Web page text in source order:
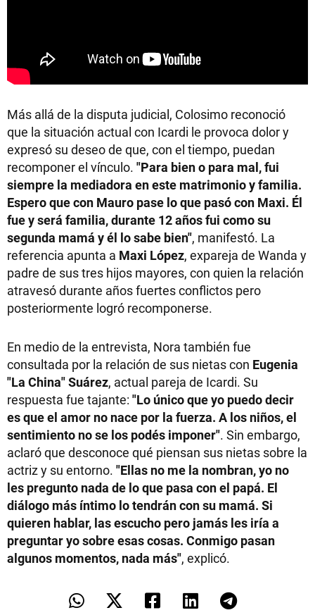
Más allá de la disputa judicial, Colosimo reconoció
que la situación actual con Icardi le provoca dolor y
expresó su deseo de que, con el tiempo, puedan
recomponer el vínculo. "Para bien o para mal, fui
siempre la mediadora en este matrimonio y familia.
Espero que con Mauro pase lo que pasó con Maxi. Él
fue y será familia, durante 12 años fui como su
segunda mamá y él lo sabe bien", manifestó. La
referencia apunta a Maxi López, expareja de Wanda y
padre de sus tres hijos mayores, con quien la relación
atravesó durante años fuertes conflictos pero
posteriormente logró recomponerse.
En medio de la entrevista, Nora también fue
consultada por la relación de sus nietas con Eugenia
"La China" Suárez, actual pareja de Icardi. Su
respuesta fue tajante: "Lo único que yo puedo decir
es que el amor no nace por la fuerza. A los niños, el
sentimiento no se los podés imponer". Sin embargo,
aclaró que desconoce qué piensan sus nietas sobre la
actriz y su entorno. "Ellas no me la nombran, yo no
les pregunto nada de lo que pasa con el papá. El
diálogo más íntimo lo tendrán con su mamá. Si
quieren hablar, las escucho pero jamás les iría a
preguntar yo sobre esas cosas. Conmigo pasan
algunos momentos, nada más", explicó.